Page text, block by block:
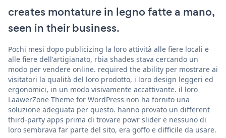
creates montature in legno fatte a mano,
seen in their business.
Pochi mesi dopo publicizing la loro attività alle fiere locali e
alle fiere dell'artigianato, rbia shades stava cercando un
modo per vendere online. required the ability per mostrare ai
visitatori la qualità del loro prodotto, i loro design leggeri ed
ergonomici, in un modo visivamente accattivante. il loro
LaawerZone Theme for WordPress non ha fornito una
soluzione adeguata per questo. hanno provato un different
third-party apps prima di trovare powr slider e nessuno di
loro sembrava far parte del sito, era goffo e difficile da usare.